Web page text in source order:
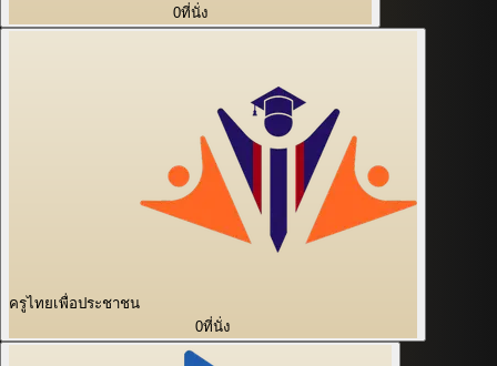
0ที่นั่ง
ครูไทยเพื่อประชาชน
0ที่นั่ง